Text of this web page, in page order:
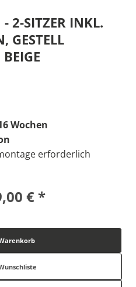
- 2-SITZER INKL.
GESTELL
Wochen
erforderlich
€ *